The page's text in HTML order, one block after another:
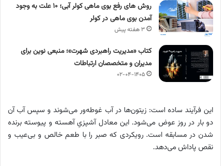
روش های رفع بوی ماهی کولر آبی؛ ۱۰ علت به وجود
آمدن بوی ماهی در کولر
۳ هفته پیش
کتاب «مدیریت راهبردی شهرت»؛ منبعی نوین برای
مدیران و متخصصان ارتباطات
۰۲-۰۴-۱۴۰۵
این فرآیند ساده است: زیتون‌ها در آب غوطه‌ور می‌شوند و سپس آب آن
دو بار در روز عوض می‌شود. این معادل آشپزیِ آهسته و پیوسته برنده
شدن در مسابقه است. رویکردی که صبر را با طعم خالص و بی‌عیب و
نقص پاداش می‌دهد.